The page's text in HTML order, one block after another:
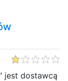
jest dostawcą